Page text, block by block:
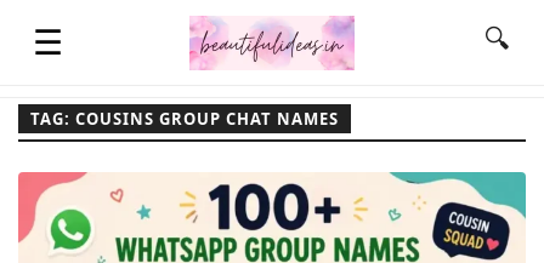
☰
QUOTES
🔍
TAG: COUSINS GROUP CHAT NAMES